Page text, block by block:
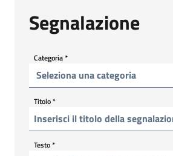
Segnalazione
Categoria*
Titolo*
Testo*